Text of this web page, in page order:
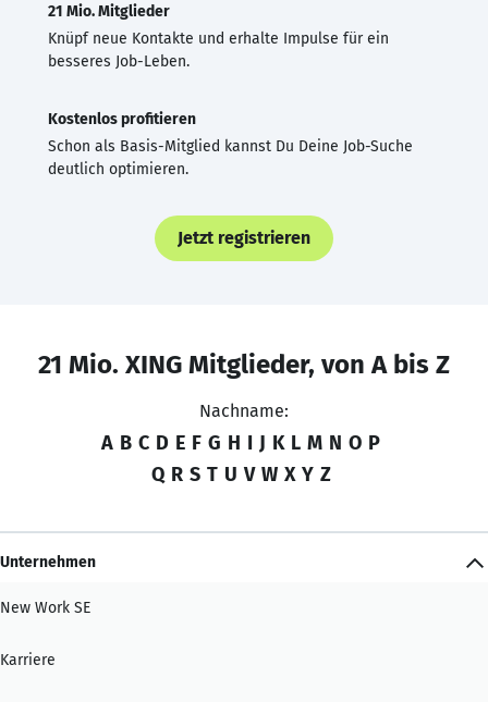
21 Mio. Mitglieder
Knüpf neue Kontakte und erhalte Impulse für ein
besseres Job-Leben.
Kostenlos profitieren
Schon als Basis-Mitglied kannst Du Deine Job-Suche
deutlich optimieren.
Jetzt registrieren
21 Mio. XING Mitglieder, von A bis Z
Nachname:
A B C D E F G H I J K L M N O P
Q R S T U V W X Y Z
Unternehmen
New Work SE
Karriere